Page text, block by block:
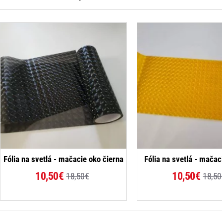
-43%
Fólia na svetlá - mačacie oko čierna
10,50€ 18,50€
Fólia na svetlá -
10,50€